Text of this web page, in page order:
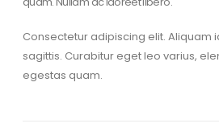
Consectetur adipiscing elit. Aliquam
sagittis. Curabitur eget leo varius,
egestas quam.